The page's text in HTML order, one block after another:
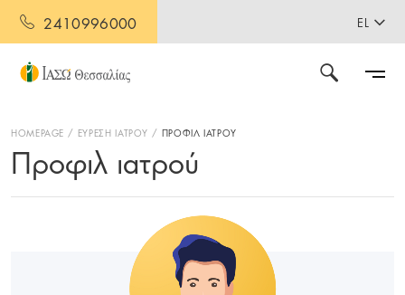
2410996000 EL
HOMEPAGE ΕΥΡΕΣΗ ΙΑΤΡΟΥ ΠΡΟΦΙΛ ΙΑΤΡΟΥ
Προφιλ ιατρού